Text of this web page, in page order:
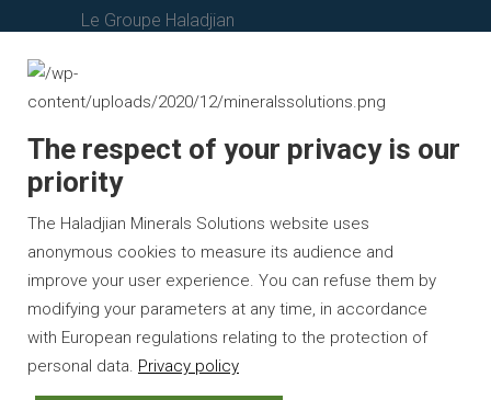
Le Groupe Haladjian
Haladjian Industrial Solutions
Haladjian Drilling Solutions
Haladjian Construction Solutions
Haladjian Rental Solutions
Haladjian Waste & Recycling
The respect of your privacy is our
priority
The Haladjian Minerals Solutions website uses
anonymous cookies to measure its audience and
improve your user experience. You can refuse them by
modifying your parameters at any time, in accordance
with European regulations relating to the protection of
personal data. Privacy policy